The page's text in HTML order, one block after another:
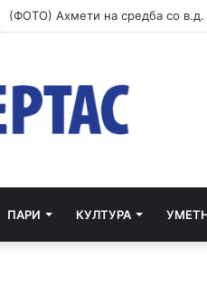
ПАРИ КУЛТУРА